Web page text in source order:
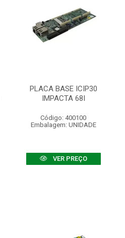
PLACA BASE ICIP30
IMPACTA 68I
Código: 400100
Embalagem: UNIDADE
VER PREÇO